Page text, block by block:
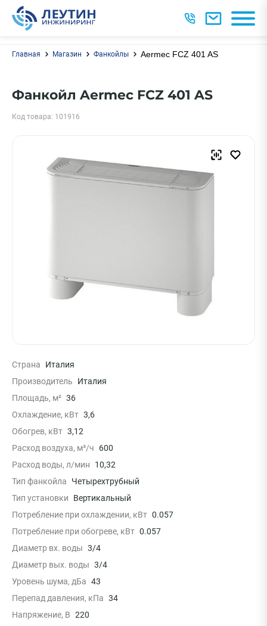
Главная Магазин Фанкойлы Aermec FCZ 401 AS
Фанкойл Aermec FCZ 401 AS
Код товара: 101916
Страна
Италия
Производитель
Италия
Площадь, м² 36
Охлаждение, кВт 3,6
Обогрев, кВт 3,12
Расход воздуха, м³/ч
600
Расход воды, л/мин
10,32
Тип фанкойла
Четырехтрубный
Тип установки
Вертикальный
Потребление при охлаждении, кВт 0.057
Потребление при обогреве, кВт 0.057
Диаметр вх. воды 3/4
Диаметр вых. воды 3/4
Уровень шума, дБа 43
Перепад давления, кПа 34
Напряжение, В 220